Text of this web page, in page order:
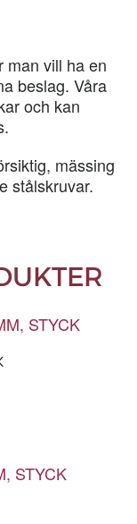
man vill ha en
beslag. Våra
och kan
mässing
stålskruvar.